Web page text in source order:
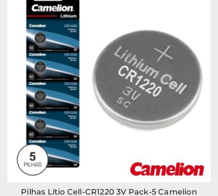
Pilhas Lítio Cell-CR1220 3V Pack-5 Camelion